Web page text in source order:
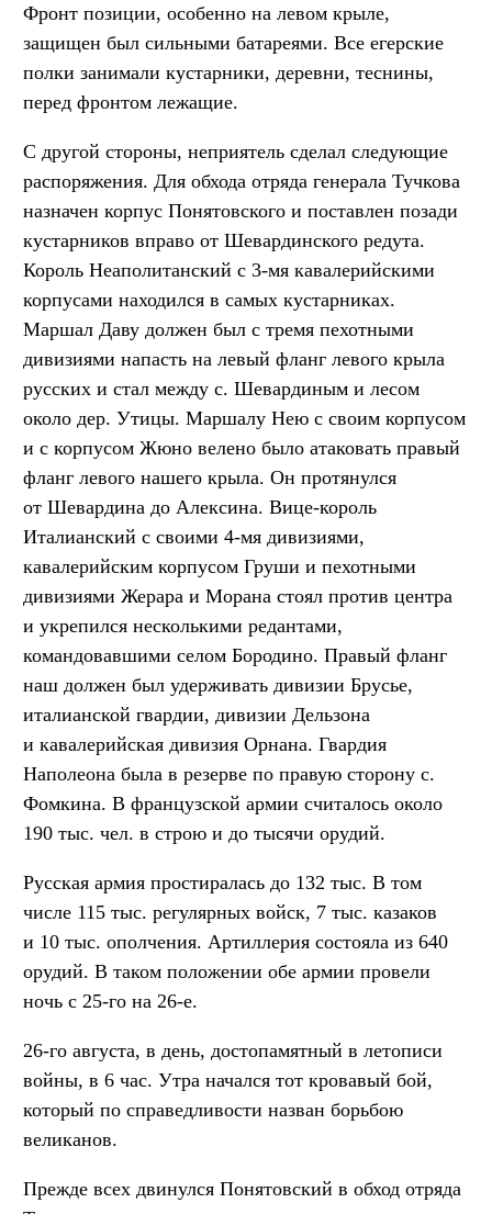
Фронт позиции, особенно на левом крыле,
защищен был сильными батареями. Все егерские
полки занимали кустарники, деревни, теснины,
перед фронтом лежащие.
С другой стороны, неприятель сделал следующие
распоряжения. Для обхода отряда генерала Тучкова
назначен корпус Понятовского и поставлен позади
кустарников вправо от Шевардинского редута.
Король Неаполитанский с 3-мя кавалерийскими
корпусами находился в самых кустарниках.
Маршал Даву должен был с тремя пехотными
дивизиями напасть на левый фланг левого крыла
русских и стал между с. Шевардиным и лесом
около дер. Утицы. Маршалу Нею с своим корпусом
и с корпусом Жюно велено было атаковать правый
фланг левого нашего крыла. Он протянулся
от Шевардина до Алексина. Вице-король
Италианский с своими 4-мя дивизиями,
кавалерийским корпусом Груши и пехотными
дивизиями Жерара и Морана стоял против центра
и укрепился несколькими редантами,
командовавшими селом Бородино. Правый фланг
наш должен был удерживать дивизии Брусье,
италианской гвардии, дивизии Дельзона
и кавалерийская дивизия Орнана. Гвардия
Наполеона была в резерве по правую сторону с.
Фомкина. В французской армии считалось около
190 тыс. чел. в строю и до тысячи орудий.
Русская армия простиралась до 132 тыс. В том
числе 115 тыс. регулярных войск, 7 тыс. казаков
и 10 тыс. ополчения. Артиллерия состояла из 640
орудий. В таком положении обе армии провели
ночь с 25-го на 26-е.
26-го августа, в день, достопамятный в летописи
войны, в 6 час. Утра начался тот кровавый бой,
который по справедливости назван борьбою
великанов.
Прежде всех двинулся Понятовский в обход отряда